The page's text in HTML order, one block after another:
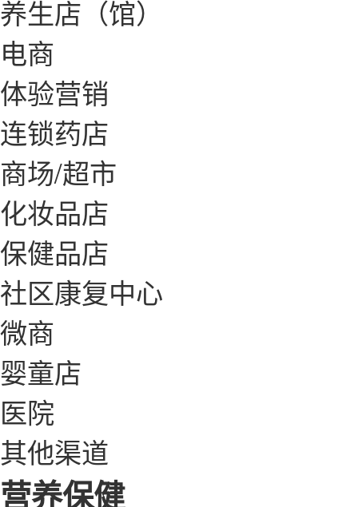
养生店（馆）
电商
体验营销
连锁药店
商场/超市
化妆品店
保健品店
社区康复中心
微商
婴童店
医院
其他渠道
营养保健